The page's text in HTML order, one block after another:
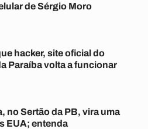
de Sérgio Moro
hacker, site oficial do
Paraíba volta a funcionar
no Sertão da PB, vira uma
EUA; entenda